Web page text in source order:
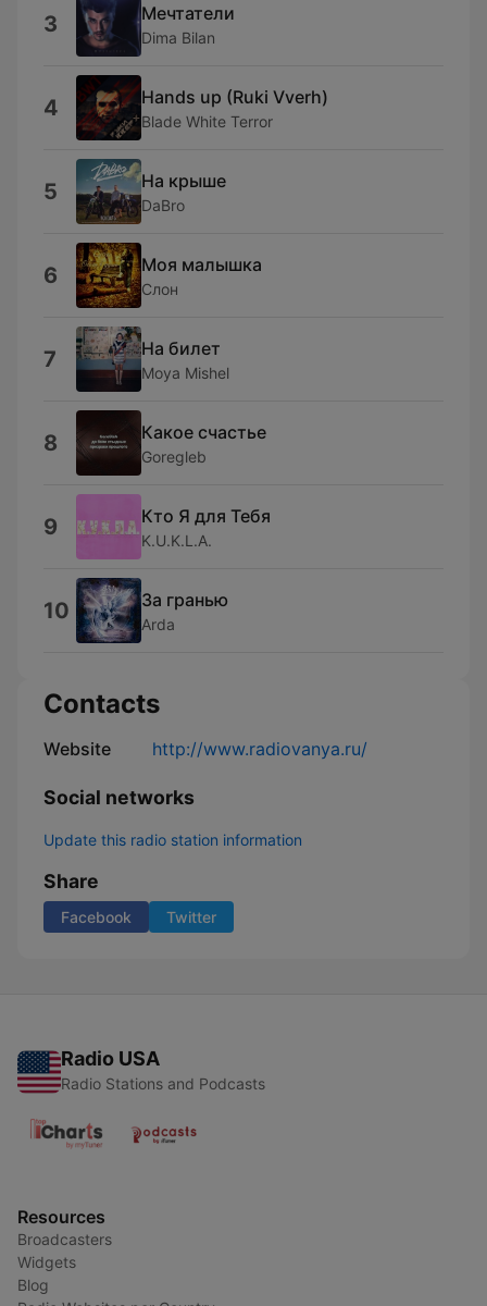
3 Мечтатели
Dima Bilan
4 Hands up (Ruki Vverh)
Blade White Terror
5 На крыше
DaBro
6 Моя малышка
Слон
7 На билет
Moya Mishel
8 Какое счастье
Goregleb
9 Кто Я для Тебя
K.U.K.L.A.
10 За гранью
Arda
Contacts
Website http://www.radiovanya.ru/
Social networks
Update this radio station information
Share
Facebook Twitter
Radio USA
Radio Stations and Podcasts
Resources
Broadcasters
Widgets
Blog